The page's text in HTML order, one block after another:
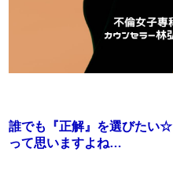
誰でも『正解』を選びたい☆
って思いますよね…